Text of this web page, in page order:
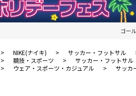
ゴー
> NIKE(ナイキ) > サッカー・フットサル
> 競技・スポーツ > サッカー・フットサル
> ウェア・スポーツ・カジュアル > サッカ